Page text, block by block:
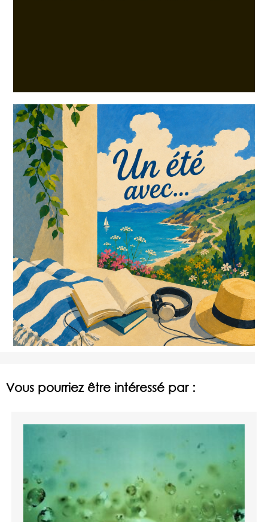
Vous pourriez être intéressé par :